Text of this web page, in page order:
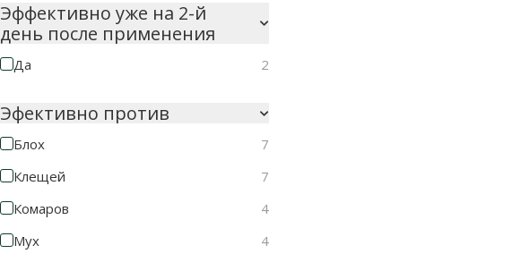
Эффективно уже на 2-й
день после применения
Да 2
Эфективно против
Блох
7
Клещей
7
Комаров
4
Мух
4